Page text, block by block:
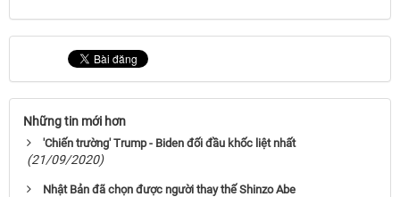
Những tin mới hơn
'Chiến trường' Trump - Biden đối đầu khốc liệt nhất
(21/09/2020)
Nhật Bản đã chọn được người thay thế Shinzo Abe